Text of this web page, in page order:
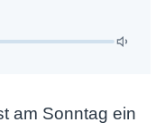
am Sonntag ein